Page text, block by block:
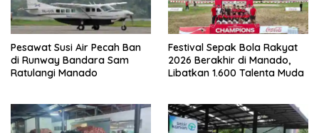
Pesawat Susi Air Pecah Ban
di Runway Bandara Sam
Ratulangi Manado
Festival Sepak Bola Rakyat
2026 Berakhir di Manado,
Libatkan 1.600 Talenta Muda